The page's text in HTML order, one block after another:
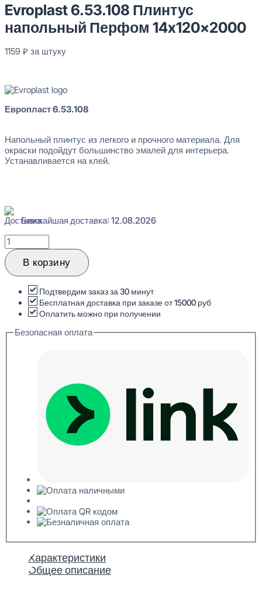
Evroplast 6.53.108 Плинтус
напольный Перфом 14x120x2000
1159 ₽ за штуку
Европласт 6.53.108
Напольный плинтус из легкого и прочного материала. Для
окраски подойдут большинство эмалей для интерьера.
Устанавливается на клей.
Ближайшая доставка: 12.08.2026
Количество
товара
Evroplast
6.53.108
напольный
Перфом
14x120x2000
В корзину
Подтвердим заказ за 30 минут
Бесплатная доставка при заказе от 15000 руб
Оплатить можно при получении
Безопасная оплата
Характеристики
Общее описание